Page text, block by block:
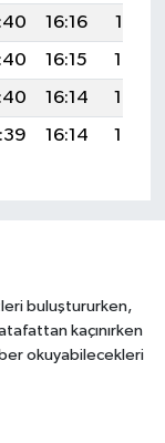
16:16
19:07
16:15
19:05
16:14
19:04
16:14 19:02
buluştururken,
kaçınırken
okuyabilecekleri